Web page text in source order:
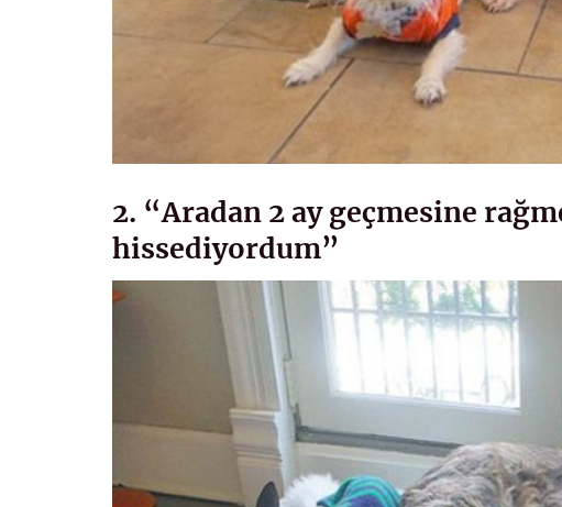
2. “Aradan 2 ay geçmesine
hissediyordum”